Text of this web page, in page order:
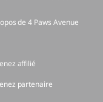
de 4 Paws Avenue
affilié
partenaire